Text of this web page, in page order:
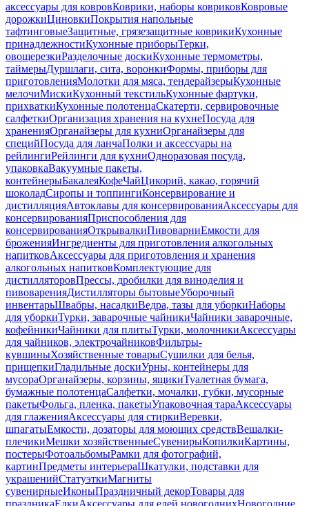
аксессуары для ковровКоврики, наборы ковриковКовровые
дорожкиЦиновкиПокрытия напольные
тафтинговыеЗащитные, грязезащитные коврикиКухонные
принадлежностиКухонные приборыТерки,
овощерезкиРазделочные доскиКухонные термометры,
таймерыДуршлаги, сита, воронкиФормы, приборы для
приготовленияМолотки для мяса, тендерайзерыКухонные
мелочиМискиКухонный текстильКухонные фартуки,
прихваткиКухонные полотенцаСкатерти, сервировочные
салфеткиОрганизация хранения на кухнеПосуда для
храненияОрганайзеры для кухниОрганайзеры для
специйПосуда для ланчаПолки и аксессуары на
рейлингиРейлинги для кухниОдноразовая посуда,
упаковкаВакуумные пакеты,
контейнерыБакалеяКофеЧайЦикорий, какао, горячий
шоколадСиропы и топпингиКонсервирование и
дистилляцияАвтоклавы для консервированияАксессуары для
консервированияПриспособления для
консервированияОткрывалкиПивоварниЕмкости для
броженияИнгредиенты для приготовления алкогольных
напитковАксессуары для приготовления и хранения
алкогольных напитковКомплектующие для
дистилляторовПрессы, дробилки для виноделия и
пивоваренияДистилляторы бытовыеУборочный
инвентарьШвабры, насадкиВедра, тазы для уборкиНаборы
для уборкиТурки, заварочные чайникиЧайники заварочные,
кофейникиЧайники для плитыТурки, молочникиАксессуары
для чайников, электрочайниковФильтры-
кувшиныХозяйственные товарыСушилки для белья,
прищепкиГладильные доскиУрны, контейнеры для
мусораОрганайзеры, корзины, ящикиТуалетная бумага,
бумажные полотенцаСалфетки, мочалки, губки, мусорные
пакетыФольга, пленка, пакетыУпаковочная тараАксессуары
для глаженияАксессуары для стиркиВеревки,
шпагатыЕмкости, дозаторы для моющих средствВешалки-
плечикиМешки хозяйственныеСувенирыКопилкиКартины,
постерыФотоальбомыРамки для фотографий,
картинПредметы интерьераШкатулки, подставки для
украшенийСтатуэткиМагниты
сувенирныеИконыПраздничный декорТовары для
праздникаЕлкиАксессуары для елей новогоднихНовогодние